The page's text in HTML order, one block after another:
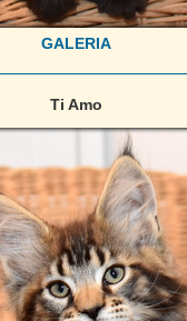
GALERIA
Ti Amo